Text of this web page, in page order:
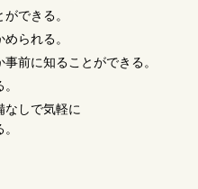
できる。
られる。
前に知ることができる。
なしで気軽に